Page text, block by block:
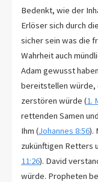
Bedenkt, wie der
Erlöser sich durch
sicher sein was die frühen
Wahrheit auch
Adam gewusst
bereitstellen würde, einen Samen der
zerstören würde (1.
rettenden Samen
Ihm (Johannes 8:56).
zukünftigen Retters
11:26). David verstand, dass
würde. Propheten